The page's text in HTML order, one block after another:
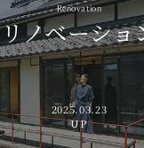
Renovation
リノベーショ
2025.03.23
UP